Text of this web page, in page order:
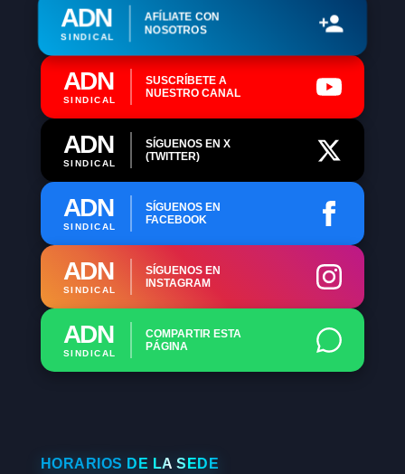
ADN
SINDICAL
AFÍLIATE CON
NOSOTROS
ADN
SINDICAL
SUSCRÍBETE A
NUESTRO CANAL
ADN
SINDICAL
SÍGUENOS EN X
(TWITTER)
ADN
SINDICAL
SÍGUENOS EN
FACEBOOK
ADN
SINDICAL
SÍGUENOS EN
INSTAGRAM
ADN
SINDICAL
COMPARTIR ESTA
PÁGINA
HORARIOS DE LA SEDE